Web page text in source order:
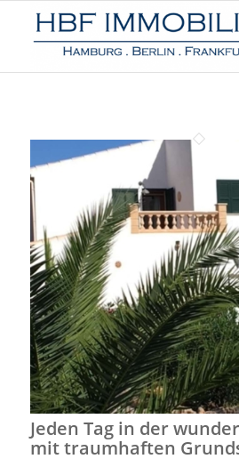
Jeden Tag in der
mit traumhaften